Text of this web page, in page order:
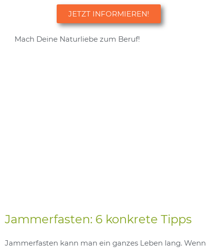
JETZT INFORMIEREN!
Mach Deine Naturliebe zum Beruf!
Jammerfasten: 6 konkrete Tipps
Jammerfasten kann man ein ganzes Leben lang. Wenn